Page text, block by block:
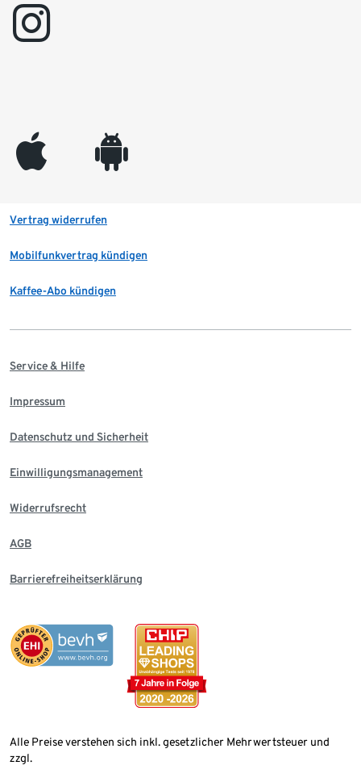
instagram
appleinc android
Vertrag widerrufen
Mobilfunkvertrag kündigen
Kaffee-Abo kündigen
Service & Hilfe
Impressum
Datenschutz und Sicherheit
Einwilligungsmanagement
Widerrufsrecht
AGB
Barrierefreiheitserklärung
Alle Preise verstehen sich inkl. gesetzlicher Mehrwertsteuer und
zzgl.